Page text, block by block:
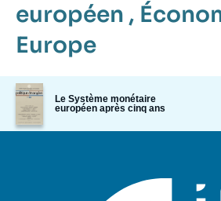
européen ,
Europe
Image
de
couverture
de
Le Système monétaire
européen après cinq ans